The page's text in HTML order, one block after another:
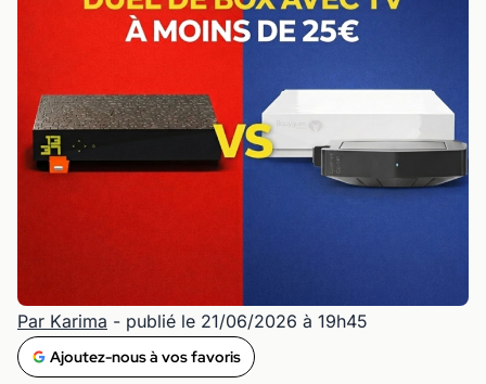
Par Karima - publié le 21/06/2026 à 19h45
Ajoutez-nous à vos favoris